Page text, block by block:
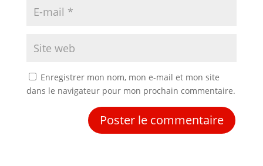
Enregistrer mon nom, mon e-mail et mon site
dans le navigateur pour mon prochain commentaire.